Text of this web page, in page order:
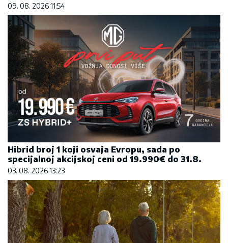
09. 08. 2026 11:54
Hibrid broj 1 koji osvaja Evropu, sada po
specijalnoj akcijskoj ceni od 19.990€ do 31.8.
03. 08. 2026 13:23